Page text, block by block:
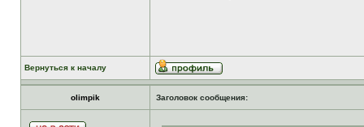
Вернуться к началу
olimpik Заголовок сообщения: